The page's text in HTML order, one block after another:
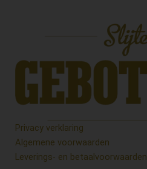
Privacy verklaring
Algemene voorwaarden
Leverings- en betaalvoorwaarden